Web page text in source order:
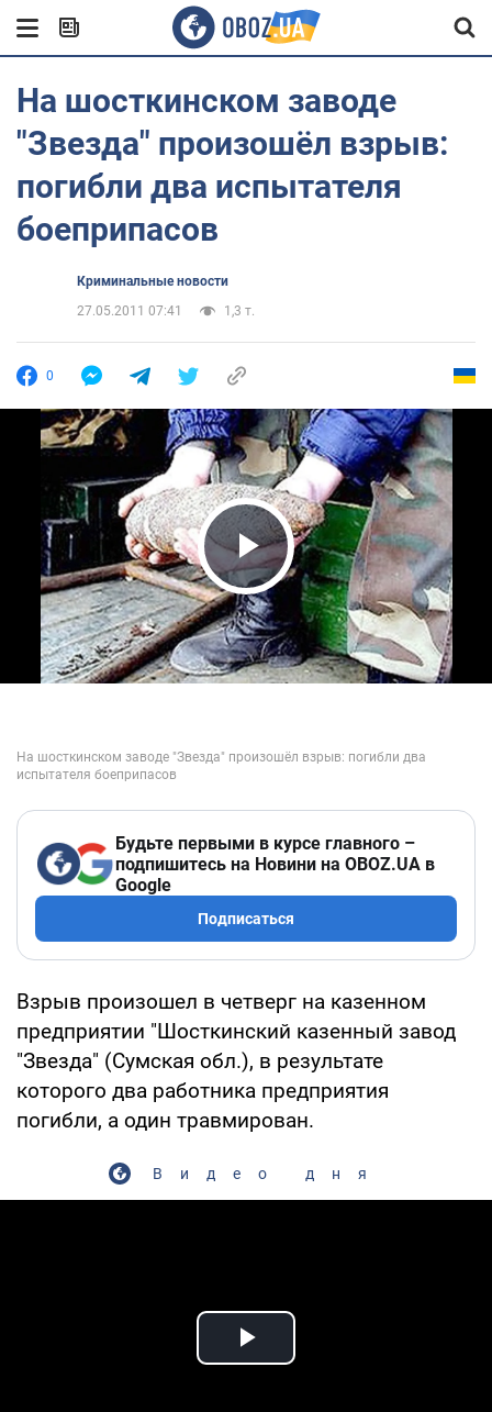
На шосткинском заводе
"Звезда" произошёл взрыв:
погибли два испытателя
боеприпасов
Криминальные новости
27.05.2011 07:41
1,3 т.
0
Play Video
Будьте первыми в курсе главного –
подпишитесь на Новини на OBOZ.UA в
Google
Подписаться
Взрыв произошел в четверг на казенном
предприятии "Шосткинский казенный завод
"Звезда" (Сумская обл.), в результате
которого два работника предприятия
погибли, а один травмирован.
Видео дня
Play Video